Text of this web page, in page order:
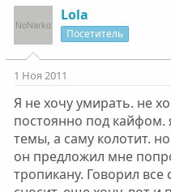
Lola
Посетитель
1 Ноя 2011
Я не хочу умирать. не
постоянно под кайфом.
темы, а саму колотит.
он предложил мне
тропикану. Говорил